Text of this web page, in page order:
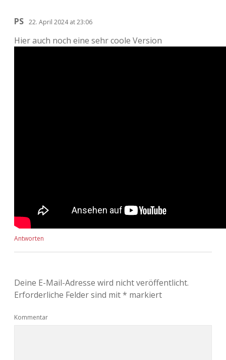
PS 22. April 2024 at 23:06
Hier auch noch eine sehr coole Version
Antworten
Deine E-Mail-Adresse wird nicht veröffentlicht.
Erforderliche Felder sind mit* markiert
Kommentar